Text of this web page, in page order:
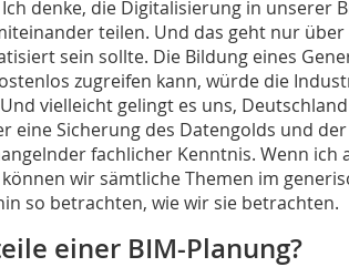
denke, die Digitalisierung in unserer
teilen. Und das geht nur über
sein sollte. Die Bildung eines
zugreifen kann, würde die
vielleicht gelingt es uns, Deutschland
eine Sicherung des Datengolds und der
fachlicher Kenntnis. Wenn ich
wir sämtliche Themen im
so betrachten, wie wir sie betrachten.
einer BIM-Planung?